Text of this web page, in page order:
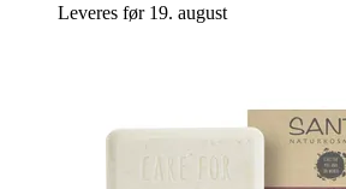
Leveres før 19. august